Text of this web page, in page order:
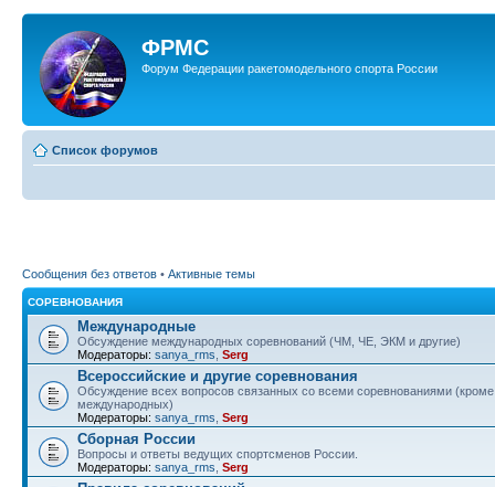
ФРМС
Форум Федерации ракетомодельного спорта России
Список форумов
Сообщения без ответов • Активные темы
СОРЕВНОВАНИЯ
Международные
Обсуждение международных соревнований (ЧМ, ЧЕ, ЭКМ и другие)
Модераторы: sanya_rms Serg
Всероссийские и другие соревнования
Обсуждение всех вопросов связанных со всеми соревнованиями (кроме
международных)
Модераторы: sanya_rms Serg
Сборная России
Вопросы и ответы ведущих спортсменов России.
Модераторы: sanya_rms Serg